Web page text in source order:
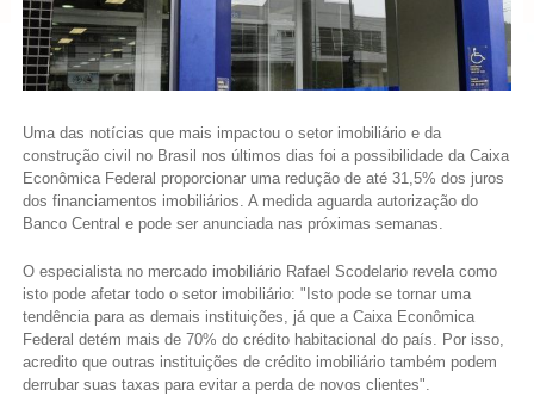
Uma das notícias que mais impactou o setor imobiliário e da
construção civil no Brasil nos últimos dias foi a possibilidade da Caixa
Econômica Federal proporcionar uma redução de até 31,5% dos juros
dos financiamentos imobiliários. A medida aguarda autorização do
Banco Central e pode ser anunciada nas próximas semanas.
O especialista no mercado imobiliário Rafael Scodelario revela como
isto pode afetar todo o setor imobiliário: "Isto pode se tornar uma
tendência para as demais instituições, já que a Caixa Econômica
Federal detém mais de 70% do crédito habitacional do país. Por isso,
acredito que outras instituições de crédito imobiliário também podem
derrubar suas taxas para evitar a perda de novos clientes".